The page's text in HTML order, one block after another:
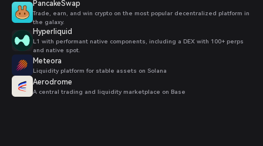
PancakeSwap
Trade, earn, and win crypto on the most popular decentralized platform in
the galaxy.
Hyperliquid
L1 with performant native components, including a DEX with 100+ perps
and native spot.
Meteora
Liquidity platform for stable assets on Solana
Aerodrome
A central trading and liquidity marketplace on Base